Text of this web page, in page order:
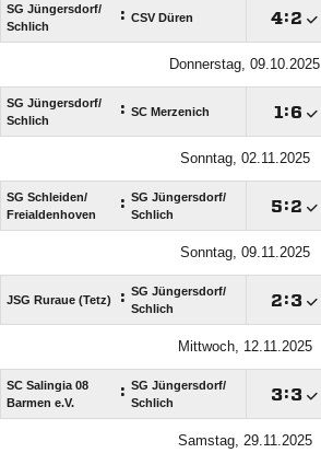
SG Jüngersdorf/​
Schlich
: CSV Düren :
Donnerstag, 09.10.2025
SG Jüngersdorf/​
Schlich
: SC Merzenich  :
Sonntag, 02.11.2025
SG Schleiden/​
Freialdenhoven
: SG Jüngersdorf/​
Schlich
:
Sonntag, 09.11.2025
JSG Ruraue (Tetz) : SG Jüngersdorf/​
Schlich
:
Mittwoch, 12.11.2025
SC Salingia 08
Barmen e.V.
: SG Jüngersdorf/​
Schlich
:
Samstag, 29.11.2025